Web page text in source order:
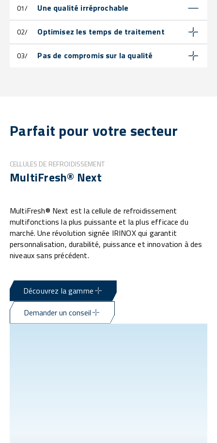
01/ Une qualité irréprochable
02/ Optimisez les temps de traitement
03/ Pas de compromis sur la qualité
Parfait pour votre secteur
CELLULES DE REFROIDISSEMENT
MultiFresh® Next
MultiFresh® Next est la cellule de refroidissement
multifonctions la plus puissante et la plus efficace du
marché. Une révolution signée IRINOX qui garantit
personnalisation, durabilité, puissance et innovation à des
niveaux sans précédent.
Découvrez la gamme
Demander un conseil